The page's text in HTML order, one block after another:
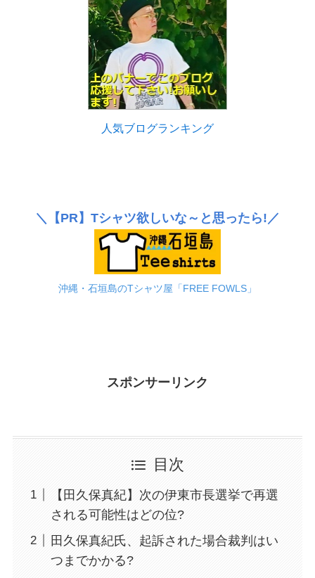
人気ブログランキング
＼ 【PR】 Tシャツ欲しいな～と思ったら!／
沖縄・石垣島のTシャツ屋「FREE FOWLS」
スポンサーリンク
目次
【田久保真紀】次の伊東市長選挙で再選
される可能性はどの位?
田久保真紀氏、起訴された場合裁判はい
つまでかかる?